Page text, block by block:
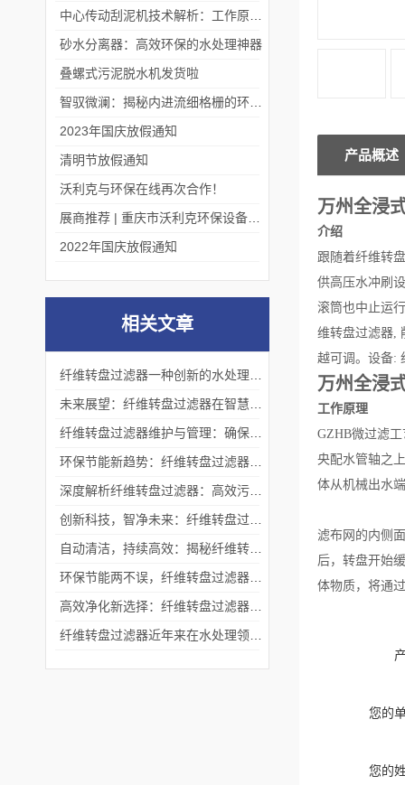
产品概述
万州全浸
介绍
跟随着纤维转
供高压水冲刷
滚筒也中止运
维转盘过滤器,
越可调。设备:
万州全浸
工作原理
GZHB微过滤
央配水管轴之
体从机械出水
滤布网的内侧
后，转盘开始
体物质，将通
您的
您的
砂水分离器：高效环保的水处理神器
叠螺式污泥脱水机发货啦
2023年国庆放假通知
清明节放假通知
沃利克与环保在线再次合作！
2022年国庆放假通知
相关文章